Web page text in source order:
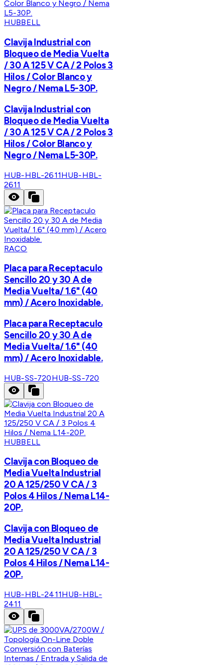
HUBBELL
Clavija Industrial con
Bloqueo de Media Vuelta
/ 30 A 125 V CA / 2 Polos 3
Hilos / Color Blanco y
Negro / Nema L5-30P.
Clavija Industrial con
Bloqueo de Media Vuelta
/ 30 A 125 V CA / 2 Polos 3
Hilos / Color Blanco y
Negro / Nema L5-30P.
HUB-HBL-2611HUB-HBL-
2611
RACO
Placa para Receptaculo
Sencillo 20 y 30 A de
Media Vuelta/ 1.6" (40
mm) / Acero Inoxidable.
Placa para Receptaculo
Sencillo 20 y 30 A de
Media Vuelta/ 1.6" (40
mm) / Acero Inoxidable.
HUB-SS-720HUB-SS-720
HUBBELL
Clavija con Bloqueo de
Media Vuelta Industrial
20 A 125/250 V CA / 3
Polos 4 Hilos / Nema L14-
20P.
Clavija con Bloqueo de
Media Vuelta Industrial
20 A 125/250 V CA / 3
Polos 4 Hilos / Nema L14-
20P.
HUB-HBL-2411HUB-HBL-
2411